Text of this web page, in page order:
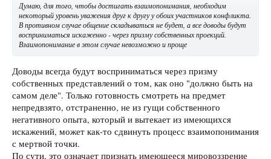
Думаю, для того, чтобы достигать взаимопонимания, необходим
некоторый уровень уважения друг к другуу обоихучастников конфликта.
В противном случае общение складываться не будет, а все доводы будут
восприниматься искаженно - через призму собственных проекций.
Взаимопонимание в этом случае невозможно и проще
Доводы всегда будут восприниматься через призму
собственных представлений о том, как оно "должно быть на
самом деле". Только готовность смотреть на предмет
непредвзято, отстраненно, не из гущи собственного
негативного опыта, который и вытекает из имеющихся
искажений, может как-то сдвинуть процесс взаимопонимания
с мертвой точки.
По сути, это означает признать имеющееся мировоззрение